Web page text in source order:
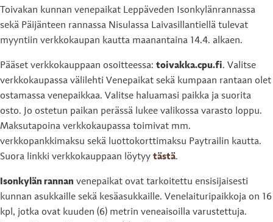
Toivakan kunnan venepaikat Leppäveden Isonkylänrannassa
sekä Päijänteen rannassa Nisulassa Laivasillantiellä tulevat
myyntiin verkkokaupan kautta maanantaina 14.4. alkaen.
Pääset verkkokauppaan osoitteessa: toivakka.cpu.fi. Valitse
verkkokaupassa välilehti Venepaikat sekä kumpaan rantaan olet
ostamassa venepaikkaa. Valitse haluamasi paikka ja suorita
osto. Jo ostetun paikan perässä lukee valikossa varasto loppu.
Maksutapoina verkkokaupassa toimivat mm.
verkkopankkimaksu sekä luottokorttimaksu Paytrailin kautta.
Suora linkki verkkokauppaan löytyy tästä.
Isonkylän rannan venepaikat ovat tarkoitettu ensisijaisesti
kunnan asukkaille sekä kesäasukkaille. Venelaituripaikkoja on 16
kpl, jotka ovat kuuden (6) metrin veneaisoilla varustettuja.